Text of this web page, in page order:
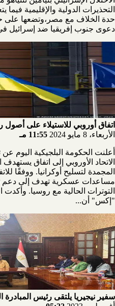
التحذيرات الدولية والإقليمية
حدة الخلاف مع مصر،وتضعها على
دعوى جنوب إفريقيا ضد إسرائيل
اتفاق أوروبي للاستيلاء على أصول
الأربعاء، 8 مايو 2024
11:55 مـ
الاتحاد الأوروبي إلى اتفاق
المجمدة لتسليح أوكرانيا. ووفقًا
مساعدات عسكرية تهدف إلى دعم
التوترات الحالية مع روسيا.
"إكس" أن...
سفير نيجيريا يلتقى رئيس المبادرة